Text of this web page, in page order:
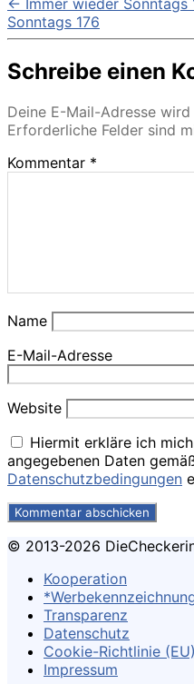
← Immer wieder Sonntags
Sonntags 176
Schreibe einen
Deine E-Mail-Adresse
Erforderliche Felder sind
Kommentar *
Name
E-Mail-Adresse
Website
Hiermit erkläre ich
angegebenen Daten
Datenschutzbedingungen
© 2013-2026
Kooperation
Transparenz
Datenschutz
Cookie-Richtlinie (EU)
Impressum